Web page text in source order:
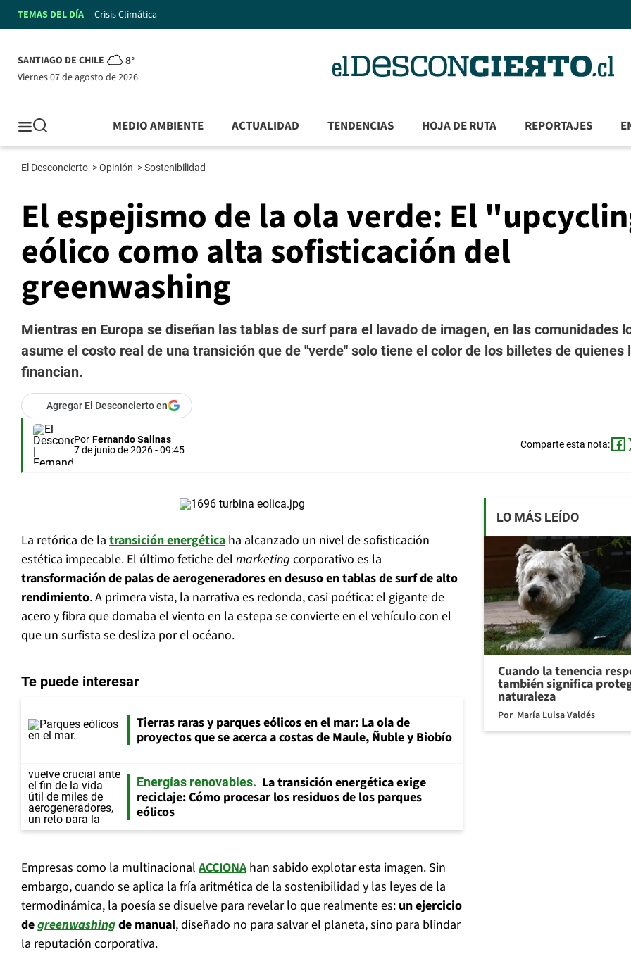
TEMAS DEL DÍA Crisis Climática
SANTIAGO DE CHILE 8°
viernes 07 de agosto de 2026
MEDIO AMBIENTE ACTUALIDAD TENDENCIAS HOJA DE RUTA REPORTAJES
El Desconcierto >Opinión >Sostenibilidad
El espejismo de la ola verde: El
eólico como alta sofisticación del
greenwashing
Mientras en Europa se diseñan las tablas de surf para el lavado de imagen, en las comunidades
asume el costo real de una transición que de "verde" solo tiene el color de los billetes de quienes
financian.
Agregar El Desconcierto en
Por Fernando Salinas
7 de junio de 2026 - 09:45
Comparte esta nota:
La retórica de la transición energética ha alcanzado un nivel de sofisticación
estética impecable. El último fetiche del marketing corporativo es la
transformación de palas de aerogeneradores en desuso en tablas de surf de alto
rendimiento. A primera vista, la narrativa es redonda, casi poética: el gigante de
acero y fibra que domaba el viento en la estepa se convierte en el vehículo con el
que un surfista se desliza por el océano.
Te puede interesar
Tierras raras y parques eólicos en el mar: La ola de
proyectos que se acerca a costas de Maule, Ñuble y Biobío
Energías renovables
La transición energética exige
reciclaje: Cómo procesar los residuos de los parques
eólicos
Empresas como la multinacional ACCIONAhan sabido explotar esta imagen. Sin
embargo, cuando se aplica la fría aritmética de la sostenibilidad y las leyes de la
termodinámica, la poesía se disuelve para revelar lo que realmente es: un ejercicio
degreenwashingde manual, diseñado no para salvar el planeta, sino para blindar
la reputación corporativa.
LO MÁS LEÍDO
Cuando la tenencia
también significa
naturaleza
Por María Luisa Valdés